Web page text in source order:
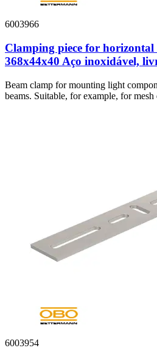
6003966
Clamping piece for
368x44x40 Aço inoxidável,
Beam clamp for mounting light
beams. Suitable, for example, for mesh
6003954